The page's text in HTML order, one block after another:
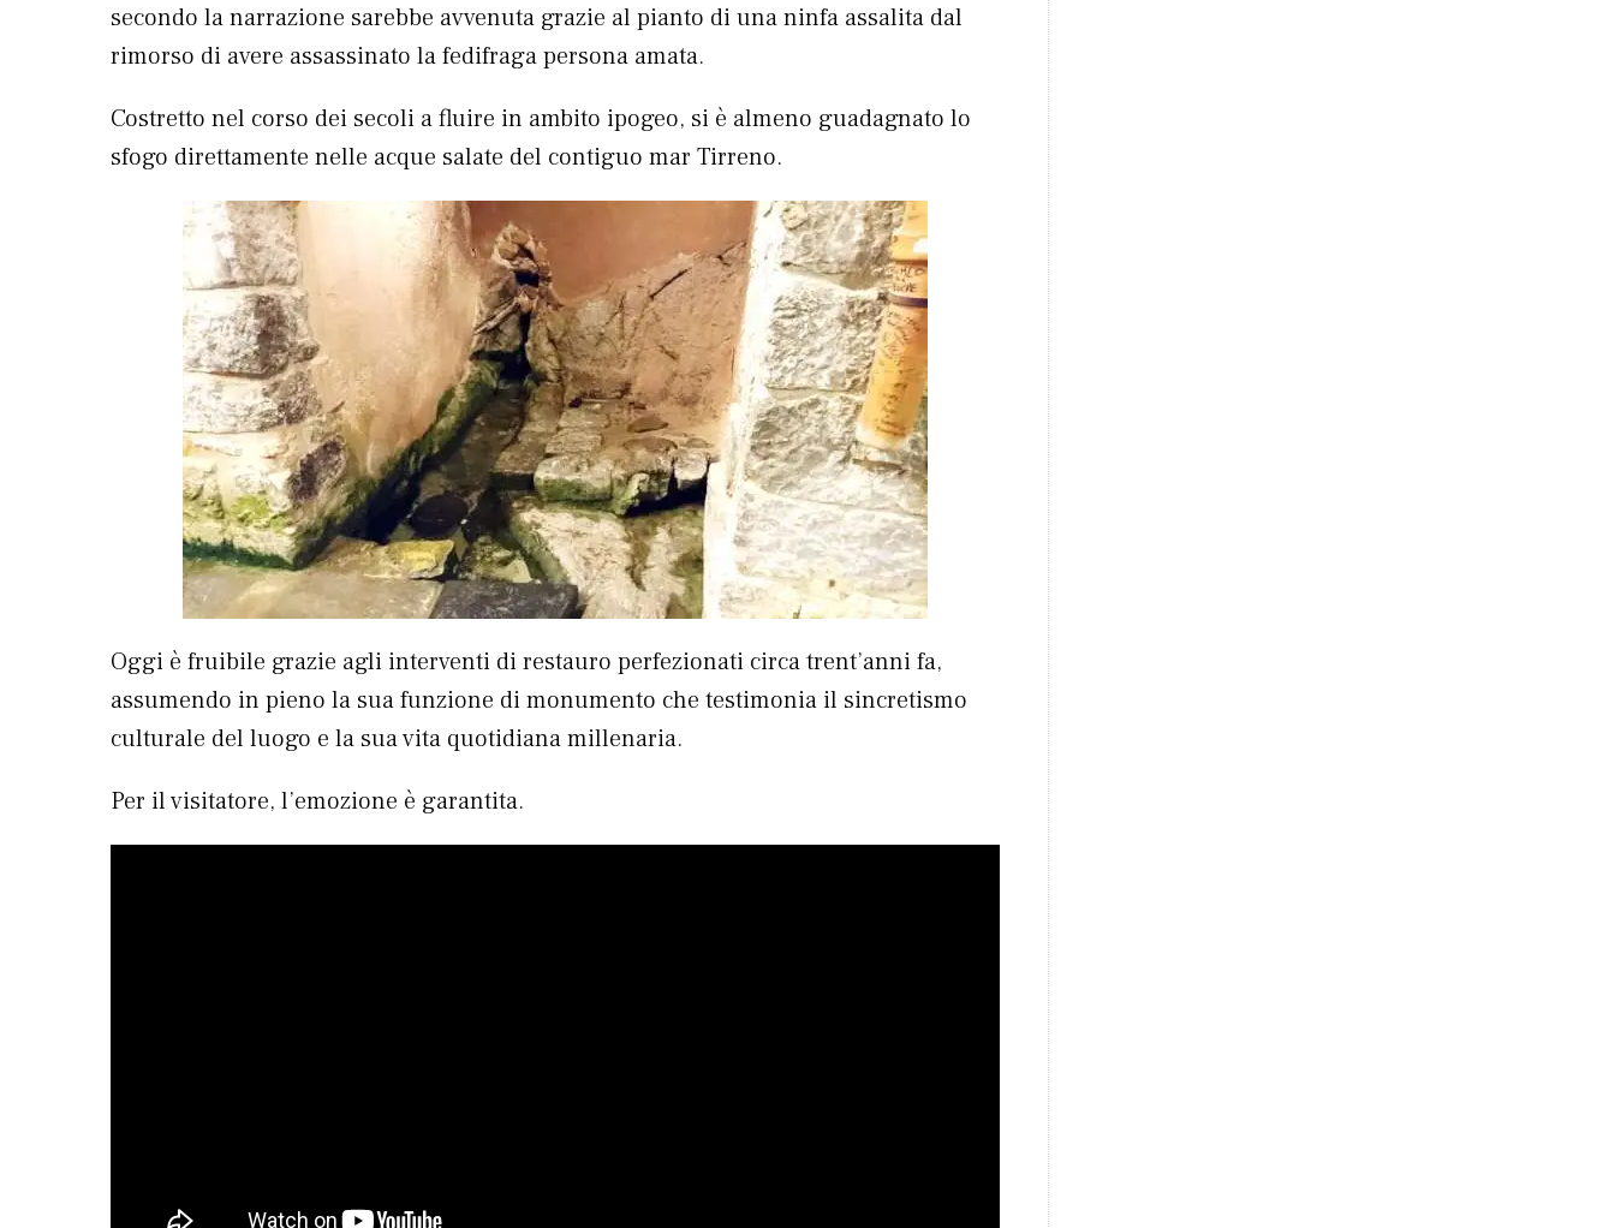
secondo la narrazione sarebbe avvenuta grazie al pianto di una ninfa assalita dal
rimorso di avere assassinato la fedifraga persona amata.
Costretto nel corso dei secoli a fluire in ambito ipogeo, si è almeno guadagnato lo
sfogo direttamente nelle acque salate del contiguo mar Tirreno.
Oggi è fruibile grazie agli interventi di restauro perfezionati circa trent’anni fa,
assumendo in pieno la sua funzione di monumento che testimonia il sincretismo
culturale del luogo e la sua vita quotidiana millenaria.
Per il visitatore, l’emozione è garantita.